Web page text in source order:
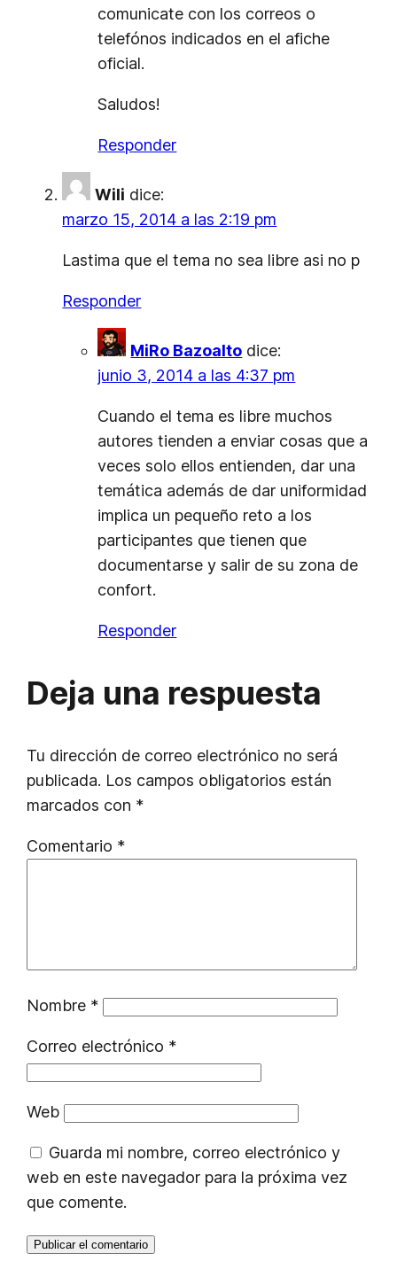
comunicate con los correos o
telefónos indicados en el afiche
oficial.
Saludos!
Responder
Wili dice:
marzo 15, 2014 a las 2:19 pm
Lastima que el tema no sea libre asi no p
Responder
MiRo Bazoalto dice:
junio 3, 2014 a las 4:37 pm
Cuando el tema es libre muchos
autores tienden a enviar cosas que a
veces solo ellos entienden, dar una
temática además de dar uniformidad
implica un pequeño reto a los
participantes que tienen que
documentarse y salir de su zona de
confort.
Responder
Deja una respuesta
Tu dirección de correo electrónico no será
publicada. Los campos obligatorios están
marcados con *
Comentario *
Nombre *
Correo electrónico *
Web
Guarda mi nombre, correo electrónico y
web en este navegador para la próxima vez
que comente.